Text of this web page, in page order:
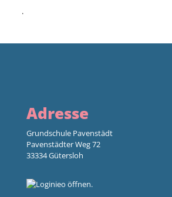
.
Adresse
Grundschule Pavenstädt
Pavenstädter Weg 72
33334 Gütersloh